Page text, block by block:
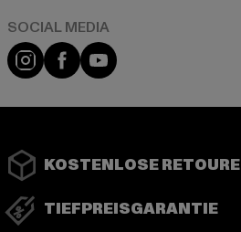
Instagram
FacebookYouTube
KOSTENLOSE RETOURE
TIEFPREISGARANTIE